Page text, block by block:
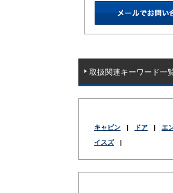
取扱関連キーワード一
キャビン | ドア | エ
イスズ |